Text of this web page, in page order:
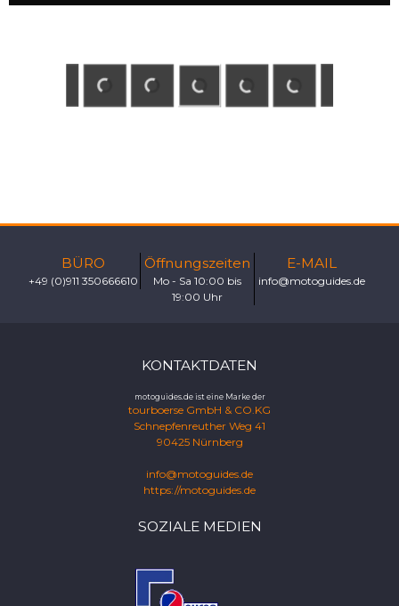
BÜRO
+49 (0)911 350666610
Öffnungszeiten
Mo - Sa 10:00 bis
19:00 Uhr
E-MAIL
info@motoguides.de
KONTAKTDATEN
motoguides.de ist eine Marke der
tourboerse GmbH & CO.KG
Schnepfenreuther Weg 41
90425 Nürnberg
info@motoguides.de
https://motoguides.de
SOZIALE MEDIEN